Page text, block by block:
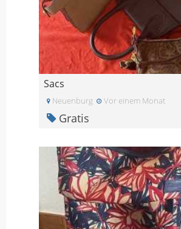
Sacs
Neuenburg Vor einem Monat
Gratis